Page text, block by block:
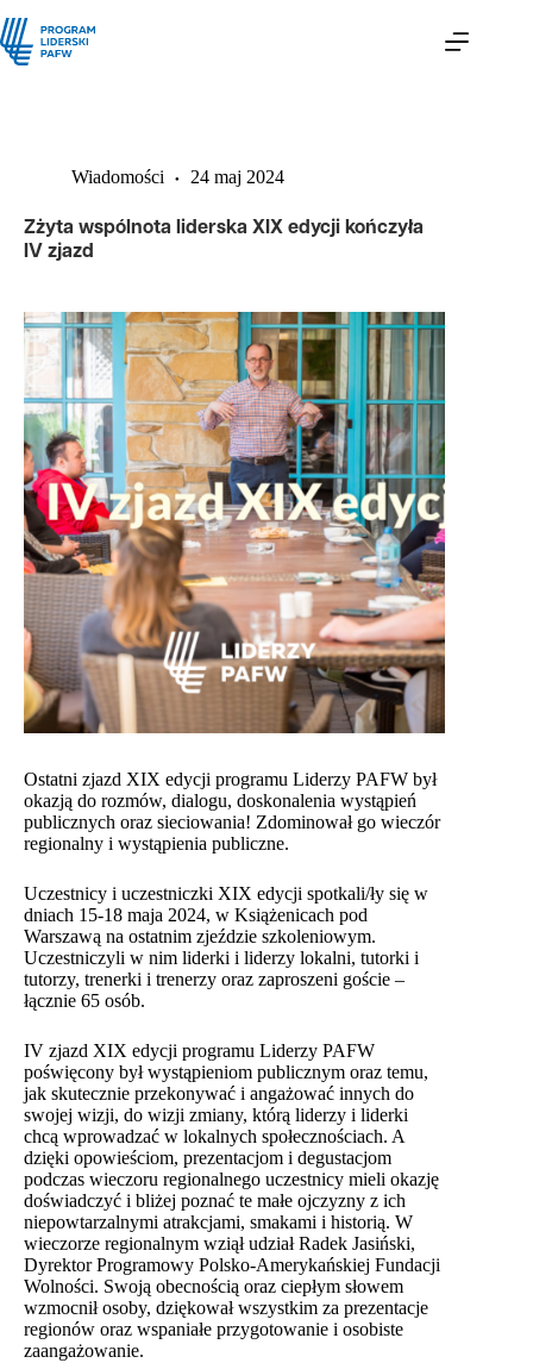
Wiadomości 24 maj 2024
Zżyta wspólnota liderska XIX edycji kończyła
IV zjazd
Ostatni zjazd XIX edycji programu Liderzy PAFW był
okazją do rozmów, dialogu, doskonalenia wystąpień
publicznych oraz sieciowania! Zdominował go wieczór
regionalny i wystąpienia publiczne.
Uczestnicy i uczestniczki XIX edycji spotkali/ły się w
dniach 15-18 maja 2024, w Książenicach pod
Warszawą na ostatnim zjeździe szkoleniowym.
Uczestniczyli w nim liderki i liderzy lokalni, tutorki i
tutorzy, trenerki i trenerzy oraz zaproszeni goście –
łącznie 65 osób.
IV zjazd XIX edycji programu Liderzy PAFW
poświęcony był wystąpieniom publicznym oraz temu,
jak skutecznie przekonywać i angażować innych do
swojej wizji, do wizji zmiany, którą liderzy i liderki
chcą wprowadzać w lokalnych społecznościach. A
dzięki opowieściom, prezentacjom i degustacjom
podczas wieczoru regionalnego uczestnicy mieli okazję
doświadczyć i bliżej poznać te małe ojczyzny z ich
niepowtarzalnymi atrakcjami, smakami i historią. W
wieczorze regionalnym wziął udział Radek Jasiński,
Dyrektor Programowy Polsko-Amerykańskiej Fundacji
Wolności. Swoją obecnością oraz ciepłym słowem
wzmocnił osoby, dziękował wszystkim za prezentacje
regionów oraz wspaniałe przygotowanie i osobiste
zaangażowanie.